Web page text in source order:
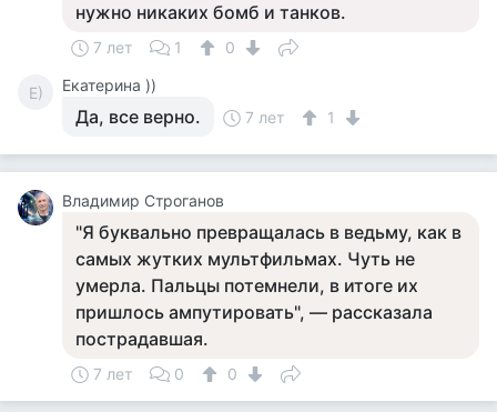
нужно никаких бомб и танков.
7 лет 1 0
Е) Екатерина ))
Да, все верно. 7 лет 1
Владимир Строганов
"Я буквально превращалась в ведьму, как в
самых жутких мультфильмах. Чуть не
умерла. Пальцы потемнели, в итоге их
пришлось ампутировать", — рассказала
пострадавшая.
7 лет 0 0